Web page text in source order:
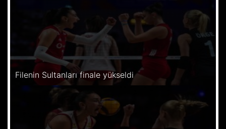
Filenin Sultanları finale yükseldi